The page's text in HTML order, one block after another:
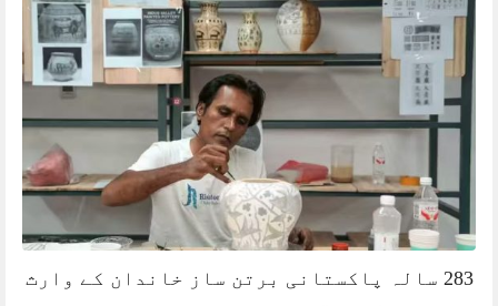
283 سالہ پاکستانی برتن ساز خاندان کے وارث